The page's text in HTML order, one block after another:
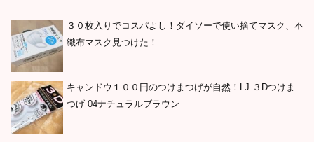
３０枚入りでコスパよし！ダイソーで使い捨てマスク、不
織布マスク見つけた！
キャンドウ１００円のつけまつげが自然！LJ ３Dつけま
つげ 04ナチュラルブラウン